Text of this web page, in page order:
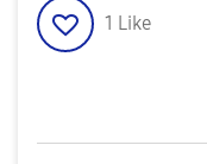
1 Like